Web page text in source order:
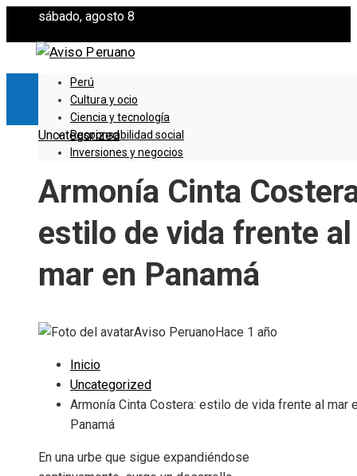
sábado, agosto 8
Perú
Cultura y ocio
Ciencia y tecnología
Responsabilidad social
Inversiones y negocios
Uncategorized
Armonía Cinta
estilo de vida frente al
mar en Panamá
Aviso Peruano Hace 1 año
Inicio
Uncategorized
Armonía Cinta Costera: estilo de vida frente al mar
Panamá
En una urbe que sigue expandiéndose